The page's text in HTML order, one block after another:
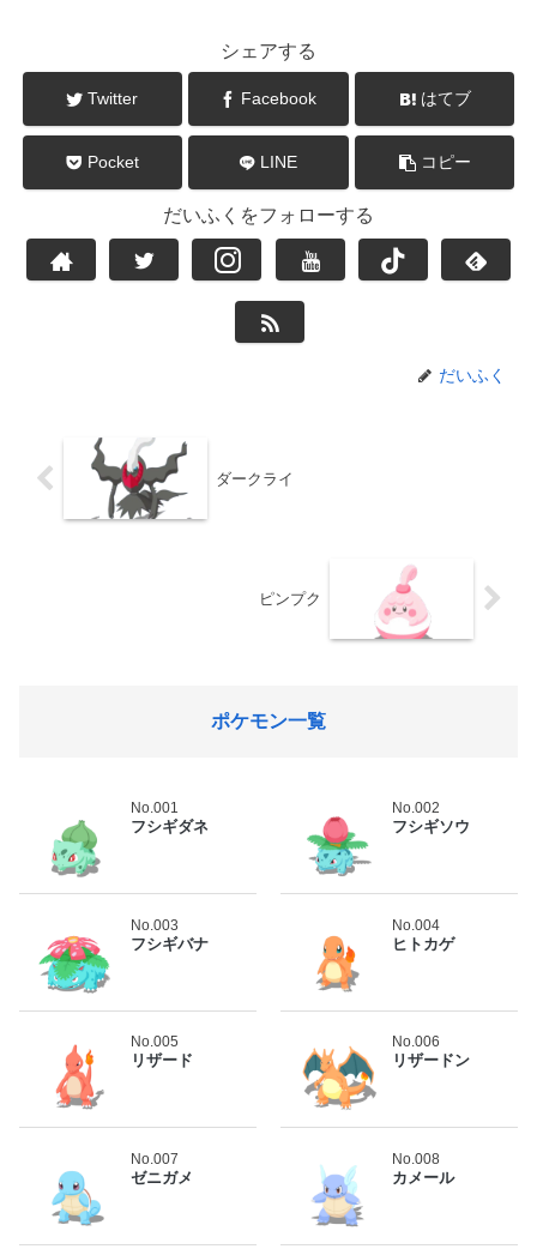
シェアする
Twitter Facebook はてブ
Pocket LINE コピー
だいふくをフォローする
だいふく
ダークライ
ピンプク
ポケモン一覧
No.001
フシギダネ
No.002
フシギソウ
No.003
フシギバナ
No.004
ヒトカゲ
No.005
リザード
No.006
リザードン
No.007
ゼニガメ
No.008
カメール